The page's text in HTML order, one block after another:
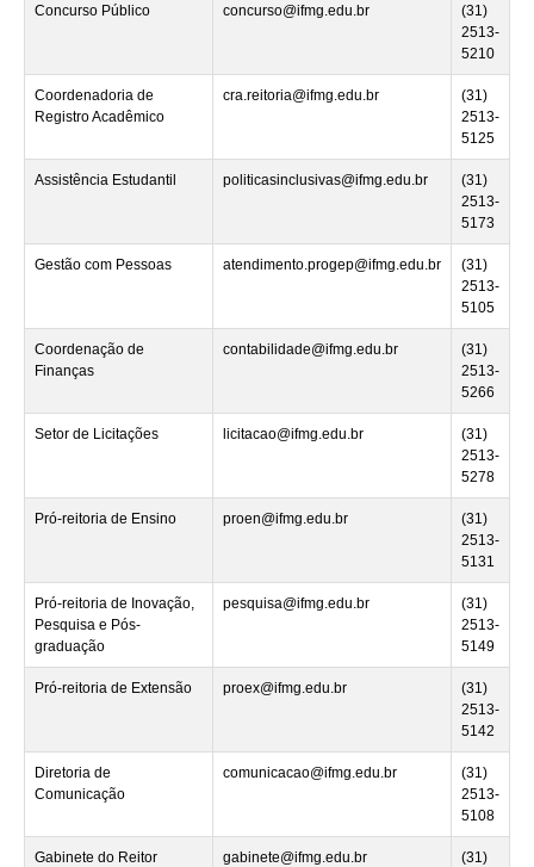
Concurso Público concurso@ifmg.edu.br
(31)
2513-
5210
Coordenadoria de
Registro Acadêmico
cra.reitoria@ifmg.edu.br
(31)
2513-
5125
Assistência Estudantil politicasinclusivas@ifmg.edu.br
(31)
2513-
5173
Gestão com Pessoas atendimento.progep@ifmg.edu.br
(31)
2513-
5105
Coordenação de
Finanças
contabilidade@ifmg.edu.br
(31)
2513-
5266
Setor de Licitações licitacao@ifmg.edu.br
(31)
2513-
5278
Pró-reitoria de Ensino proen@ifmg.edu.br
(31)
2513-
5131
Pró-reitoria de Inovação,
Pesquisa e Pós-
graduação
pesquisa@ifmg.edu.br
(31)
2513-
5149
Pró-reitoria de Extensão proex@ifmg.edu.br
(31)
2513-
5142
Diretoria de
Comunicação
comunicacao@ifmg.edu.br
(31)
2513-
5108
Gabinete do Reitor gabinete@ifmg.edu.br
(31)